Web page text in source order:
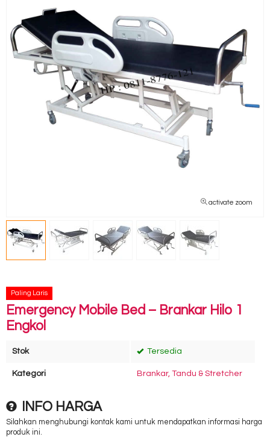
activate zoom
Paling Laris
Emergency Mobile Bed – Brankar Hilo 1
Engkol
Stok Tersedia
Kategori Brankar, Tandu & Stretcher
INFO HARGA
Silahkan menghubungi kontak kami untuk mendapatkan informasi harga
produk ini.